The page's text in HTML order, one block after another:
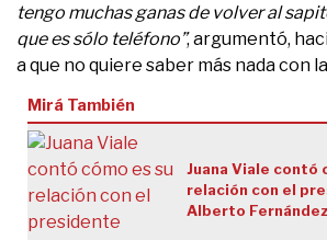
tengo muchas ganas de volver al
que es sólo teléfono”, argumentó,
a que no quiere saber más nada con
Mirá También
Juana Viale contó
relación con el
Alberto Fernández